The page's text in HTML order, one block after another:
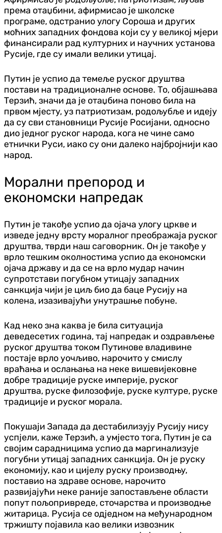
према отаџбини, афирмисао је школске
програме, одстранио улогу Сороша и других
моћних западних фондова који су у великој мјери
финансирали рад културних и научних установа
Русије, где су имали велики утицај.
Путин је успио да темеље руског друштва
постави на традиционалне основе. То, објашњава
Терзић, значи да је отаџбина поново била на
првом мјесту, уз патриотизам, родољубље и идеју
да су сви становници Русије Росијани, односно
дио једног руског народа, кога не чине само
етнички Руси, иако су они далеко најбројнији као
народ.
Морални препород и
економски напредак
Путин је такође успио да ојача улогу цркве и
изведе једну врсту моралног преображаја руског
друштва, тврди наш саговорник. Он је такође у
врло тешким околностима успио да економски
ојача државу и да се на врло мудар начин
супротстави погубном утицају западних
санкција чији је циљ био да баце Русију на
колена, изазивајући унутрашње побуне.
Кад неко зна каква је била ситуација
деведесетих година, тај напредак и оздрављење
руског друштва током Путинове владивине
постаје врло уочљиво, нарочито у смислу
враћања и ослањања на неке вишевијековне
добре традиције руске империје, руског
друштва, руске филозофије, руске културе, руске
традиције и руског морала.
Покушаји Запада да дестабилизују Русију нису
успјели, каже Терзић, а умјесто тога, Путин је са
својим сарадницима успио да маргинализује
погубни утицај западних санкција. Он је руску
економију, као и цијелу руску производњу,
поставио на здраве основе, нарочито
развијајући неке раније запостављене области
попут пољопривреде, сточарства и производње
житарица. Русија се одједном на међународном
тржишту појавила као велики извозник